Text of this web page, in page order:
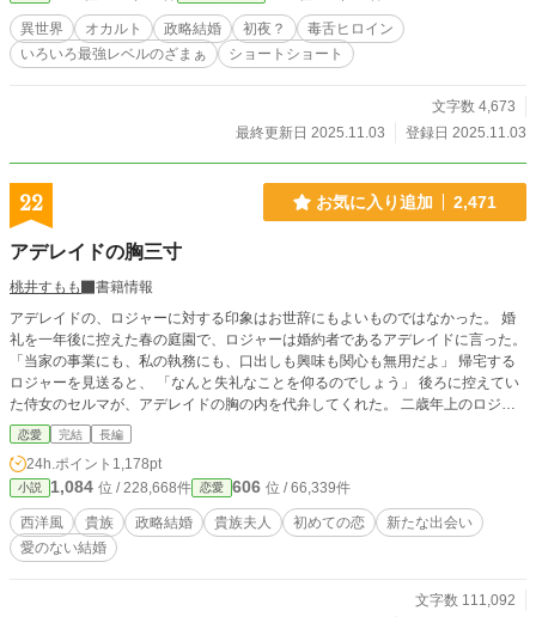
異世界 オカルト 政略結婚 初夜？
毒舌ヒロイン
いろいろ最強レベルのざまぁ
ショートショート
文字数 4,673
最終更新日 2025.11.03
登録日 2025.11.03
22 お気に入り追加 2,471
アデレイドの胸三寸
桃井すもも
書籍情報
アデレイドの、ロジャーに対する印象はお世辞にもよいものではなかった。 婚
礼を一年後に控えた春の庭園で、ロジャーは婚約者であるアデレイドに言った。
「当家の事業にも、私の執務にも、口出しも興味も関心も無用だよ」 帰宅する
ロジャーを見送ると、 「なんと失礼なことを仰るのでしょう」 後ろに控えてい
た侍女のセルマが、アデレイドの胸の内を代弁してくれた。 二歳年上のロジャ
ーは、家柄だけでなく見目の良さ、成績優秀であることも相まって、学園でも目
立つ生徒の一人だった。 彼の周囲は高位貴族の子女ばかりで、中には王家の縁
戚にあたる公爵家の令嬢もいた。 その公爵令嬢マルグリットに、ロジャーは惹
かれていたようだった。 だが、政略の切り札となる公爵令嬢が国内の貴族に嫁
ぐことはなく、マルグリットはその後、隣接する公国へと輿入れした。 初めか
ら、ロジャーにはアデレイドに対する興味も好意も何もなかった。マルグリット
のいなくなった王国で、彼女ではない婚約者を得たに過ぎない。 学園を卒業し
恋愛 完結 長編
24h.ポイント 1,178pt
小説 1,084 位 / 228,668件 恋愛 606 位 / 66,339件
西洋風 貴族 政略結婚 貴族夫人 初めての恋
新たな出会い
愛のない結婚
文字数 111,092